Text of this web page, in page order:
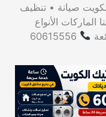
صيانة • تنظيف
خدماتنا الماركات الأنواع
60615556